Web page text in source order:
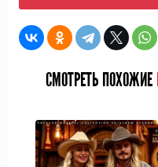
СМОТРЕТЬ ПОХОЖИЕ